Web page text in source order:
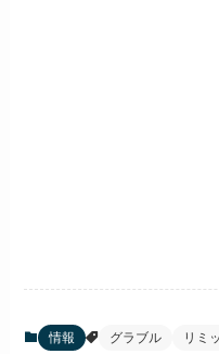
情報 グラブル リミ